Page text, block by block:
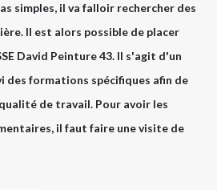
simples, il va falloir rechercher des
Il est alors possible de placer
David Peinture 43. Il s'agit d'un
des formations spécifiques afin de
de travail. Pour avoir les
il faut faire une visite de